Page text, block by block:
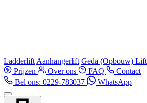
Ladderlift Aanhangerlift Geda (Opbouw) Lift
Prijzen
Over ons FAQ
Contact
Bel ons: 0229-783037
WhatsApp